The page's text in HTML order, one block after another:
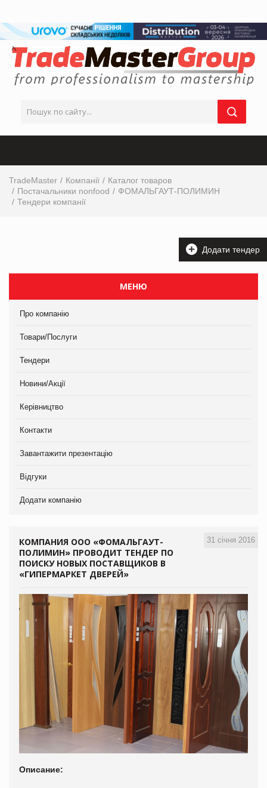
TradeMaster Компанії
Каталог товаров
Постачальники nonfood
ФОМАЛЬГАУТ-ПОЛИМИН
Тендери компанії
Додати тендер
МЕНЮ
Про компанію
Товари/Послуги
Тендери
Новини/Акції
Керівництво
Контакти
Завантажити презентацію
Відгуки
Додати компанію
31 січня 2016
КОМПАНИЯ ООО «ФОМАЛЬГАУТ-
ПОЛИМИН» ПРОВОДИТ ТЕНДЕР ПО
ПОИСКУ НОВЫХ ПОСТАВЩИКОВ В
«ГИПЕРМАРКЕТ ДВЕРЕЙ»
Описание: